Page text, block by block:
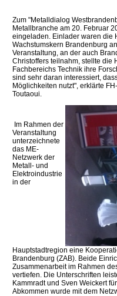
Zum "Metalldialog
Metallbranche am 20. Februar
eingeladen. Einlader waren die
Wachstumskern Brandenburg
Veranstaltung, an der auch
Christoffers teilnahm, stellte die
Fachbereichs Technik ihre
sind sehr daran interessiert,
Möglichkeiten nutzt", erklärte
Toutaoui.
Im Rahmen der
Veranstaltung
unterzeichnete
das ME-
Netzwerk der
Metall- und
Elektroindustrie
in der
Hauptstadtregion eine
Brandenburg (ZAB). Beide
Zusammenarbeit im Rahmen
vertiefen. Die Unterschriften
Kammradt und Sven Weickert
Abkommen wurde mit dem